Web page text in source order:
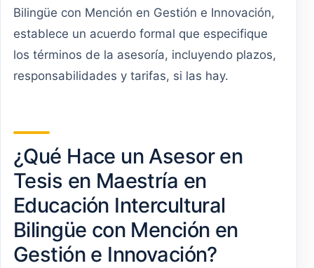
Bilingüe con Mención en Gestión e Innovación,
establece un acuerdo formal que especifique
los términos de la asesoría, incluyendo plazos,
responsabilidades y tarifas, si las hay.
¿Qué Hace un Asesor en
Tesis en Maestría en
Educación Intercultural
Bilingüe con Mención en
Gestión e Innovación?